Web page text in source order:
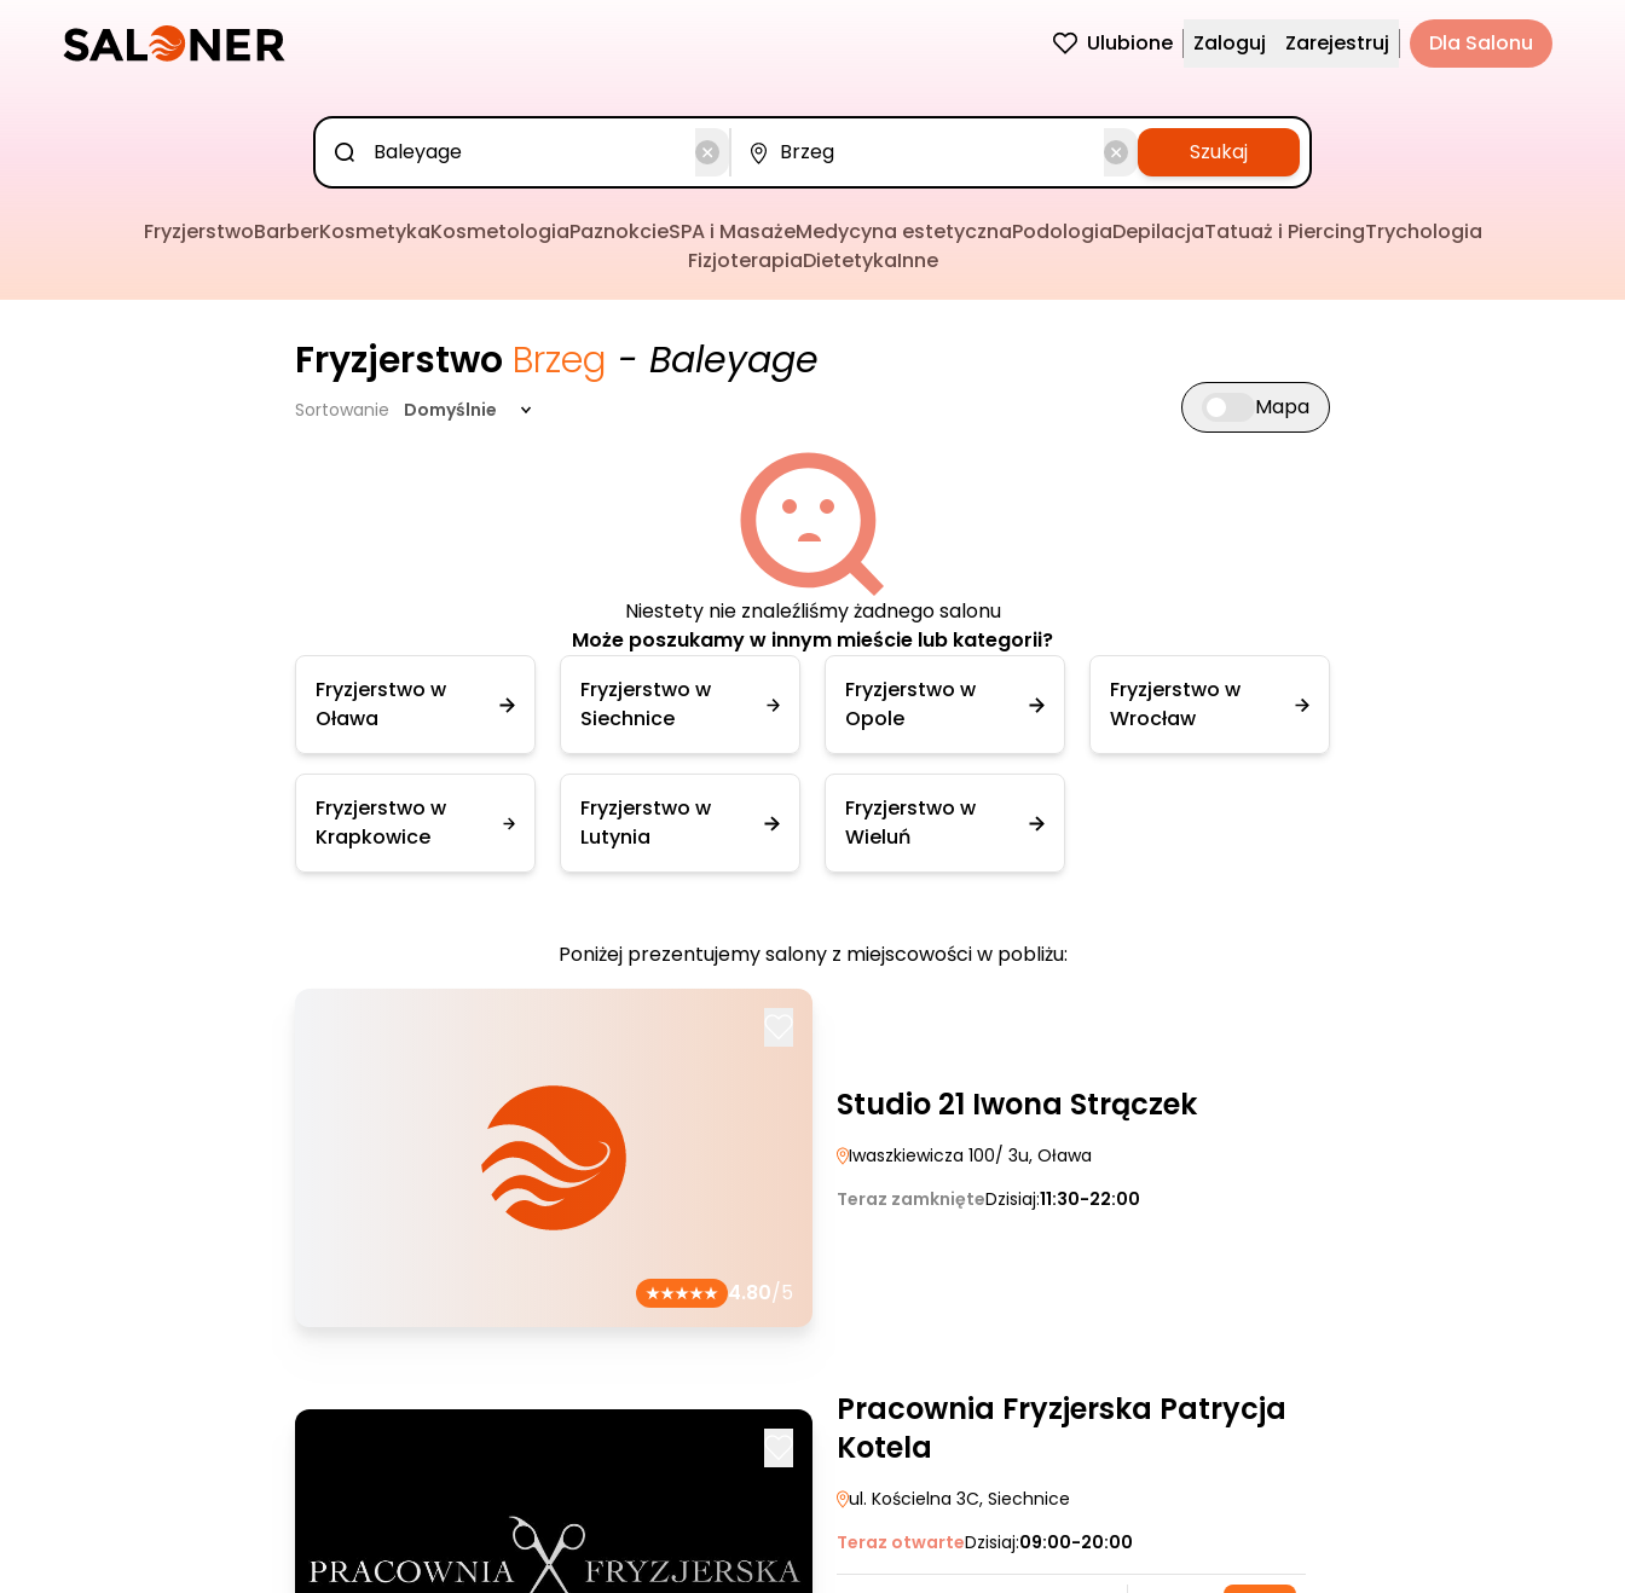
Ulubione Zaloguj Zarejestruj Dla Salonu
Szukaj
FryzjerstwoBarberKosmetykaKosmetologiaPaznokcieSPA i MasażeMedycyna estetycznaPodologiaDepilacjaTatuaż i PiercingTrychologia
FizjoterapiaDietetykaInne
Fryzjerstwo Brzeg - Baleyage
Sortowanie Domyślnie Przełącz widok mapy
Mapa
Niestety nie znaleźliśmy żadnego salonu
Może poszukamy w innym mieście lub kategorii?
Fryzjerstwo w
Oława
Fryzjerstwo w
Siechnice
Fryzjerstwo w
Opole
Fryzjerstwo w
Wrocław
Fryzjerstwo w
Krapkowice
Fryzjerstwo w
Lutynia
Fryzjerstwo w
Wieluń
Poniżej prezentujemy salony z miejscowości w pobliżu:
4.80/5
Studio 21 Iwona Strączek
Iwaszkiewicza 100/ 3u, Oława
Teraz zamknięteDzisiaj:11:30-22:00
Pracownia Fryzjerska Patrycja
Kotela
ul. Kościelna 3C, Siechnice
Teraz otwarteDzisiaj:09:00-20:00